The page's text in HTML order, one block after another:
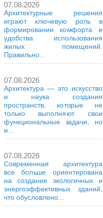
07.08.2026
Архитектурные решения
играют ключевую роль в
формировании комфорта и
удобства использования
жилых помещений.
Правильно...
07.08.2026
Архитектура — это искусство
и наука создания
пространств, которые не
только выполняют свои
функциональные задачи, но
и...
07.08.2026
Современная архитектура
все больше ориентирована
на создание экологичных и
энергоэффективных зданий,
что обусловлено...